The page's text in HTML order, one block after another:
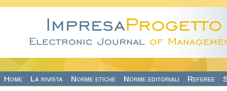
Home La rivista Norme etiche Norme editoriali Referee